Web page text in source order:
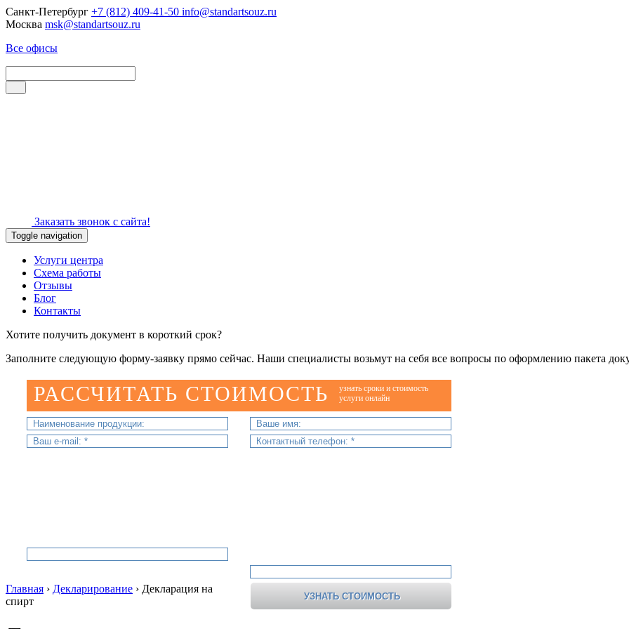
Санкт-Петербург +7 (812) 409-41-50 info@standartsouz.ru
Москва msk@standartsouz.ru
Все офисы
Заказать звонок с сайта!
Toggle navigation
Услуги центра
Схема работы
Отзывы
Блог
Контакты
Хотите получить документ в короткий срок?
Заполните следующую форму-заявку прямо сейчас. Наши специалисты возьмут на себя все вопросы по оформлению пакета
РАССЧИТАТЬ СТОИМОСТЬ
узнать сроки и стоимость
услуги онлайн
Главная › Декларирование › Декларация на
спирт